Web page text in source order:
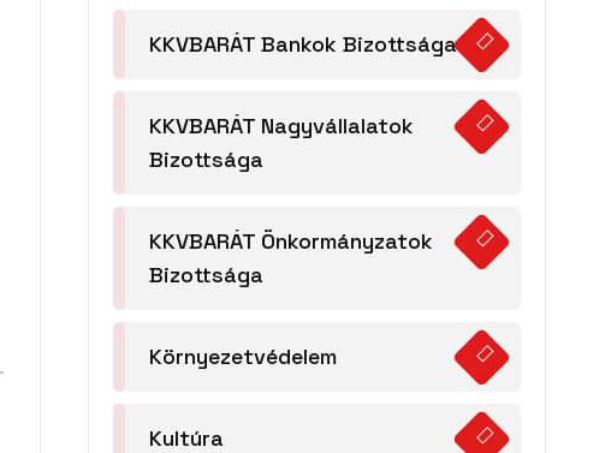
KKVBARÁT Bankok Bizottsága
KKVBARÁT Nagyvállalatok
Bizottsága
KKVBARÁT Önkormányzatok
Bizottsága
Környezetvédelem
Kultúra